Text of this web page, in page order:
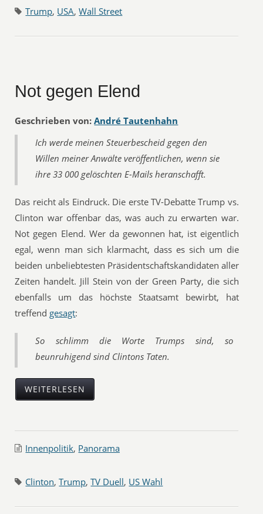
Trump, USA,Wall Street
Not gegen Elend
Geschrieben von: André Tautenhahn
Ich werde meinen Steuerbescheid gegen den
Willen meiner Anwälte veröffentlichen, wenn sie
ihre33 000 gelöschten E-Mails heranschafft.
Das reicht als Eindruck. Die erste TV-Debatte Trump vs.
Clinton war offenbar das, was auch zu erwarten war.
Not gegen Elend. Wer da gewonnen hat, ist eigentlich
egal, wenn man sich klarmacht, dass es sich um die
beiden unbeliebtesten Präsidentschaftskandidaten aller
Zeiten handelt. Jill Stein von der Green Party, die sich
ebenfalls um das höchste Staatsamt bewirbt, hat
treffend gesagt:
So schlimm die Worte Trumps sind, so
beunruhigend sind Clintons Taten.
WEITERLESEN
Innenpolitik, Panorama
Clinton,Trump,TV Duell, US Wahl